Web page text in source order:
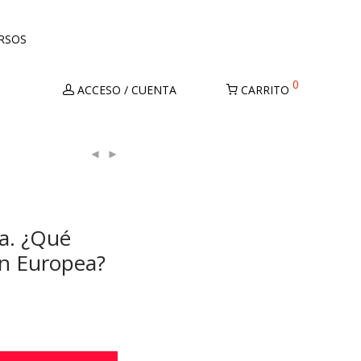
ACCESO / CUENTA CARRITO 0
¿Qué
Europea?